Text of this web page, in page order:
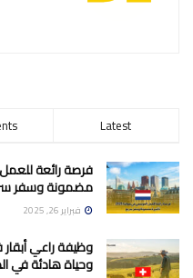
Latest
مضمونة وسفر
فبراير 26, 2025
وحياة هادئة في